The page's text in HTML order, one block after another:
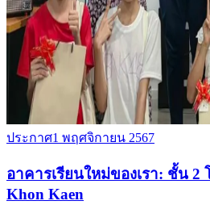
ประกาศ1 พฤศจิกายน 2567
อาคารเรียนใหม่ของเรา: ชั้น 2
Khon Kaen